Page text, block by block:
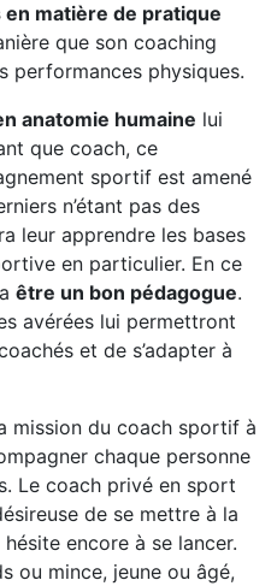
matière de pratique
que son coaching
performances physiques.
anatomie humaine lui
que coach, ce
sportif est amené
n’étant pas des
leur apprendre les bases
en particulier. En ce
être un bon pédagogue.
avérées lui permettront
et de s’adapter à
mission du coach sportif à
chaque personne
Le coach privé en sport
de se mettre à la
encore à se lancer.
ou mince, jeune ou âgé,